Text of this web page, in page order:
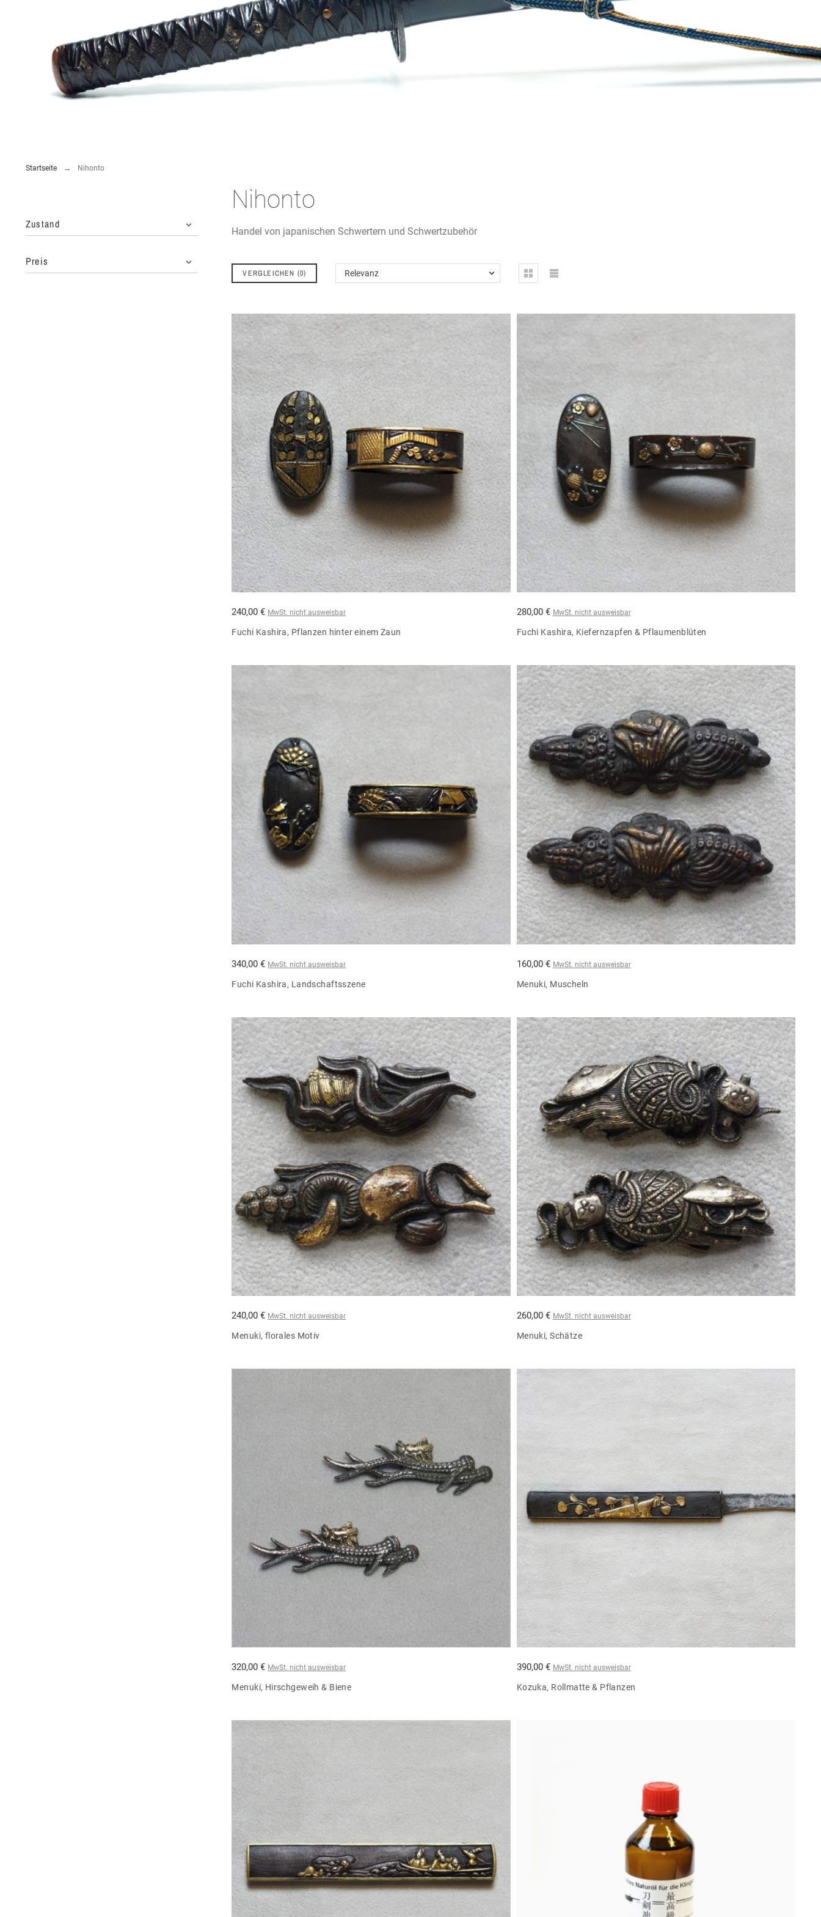
Startseite Nihonto
Zustand
Preis
Nihonto
Handel von japanischen Schwertern und Schwertzubehör
VERGLEICHEN (0) Relevanz
Fuchi Kashira, Pflanzen hinter einem Zaun
240,00 € MwSt. nicht ausweisbar
Fuchi Kashira, Kiefernzapfen & Pflaumenblüten
280,00 € MwSt. nicht ausweisbar
Fuchi Kashira, Landschaftsszene
340,00 € MwSt. nicht ausweisbar
Menuki, Muscheln
160,00 € MwSt. nicht ausweisbar
Menuki, florales Motiv
240,00 € MwSt. nicht ausweisbar
Menuki, Schätze
260,00 € MwSt. nicht ausweisbar
Menuki, Hirschgeweih & Biene
320,00 € MwSt. nicht ausweisbar
Kozuka, Rollmatte & Pflanzen
390,00 € MwSt. nicht ausweisbar